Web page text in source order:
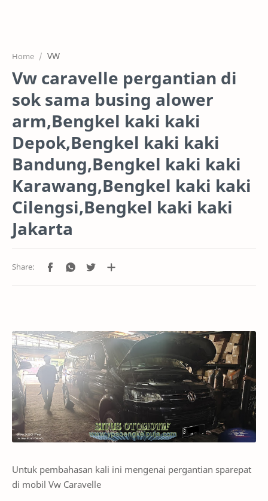
PROJEK
SYSTEM
HARGA SERVIC
SERVICE
RTL MODE
Home VW
Vw caravelle pergantian di
sok sama busing alower
arm,Bengkel kaki kaki
Depok,Bengkel kaki kaki
Bandung,Bengkel kaki kaki
Karawang,Bengkel kaki kaki
Cilengsi,Bengkel kaki kaki
Jakarta
Untuk pembahasan kali ini mengenai pergantian sparepat
di mobil Vw Caravelle